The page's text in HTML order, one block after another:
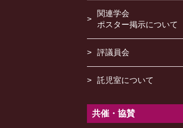
関連学会
ポスター掲示について
評議員会
託児室について
共催・協賛